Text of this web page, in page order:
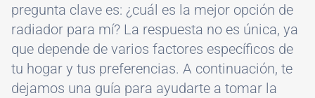
pregunta clave es: ¿cuál es la mejor opción de
radiador para mí? La respuesta no es única, ya
que depende de varios factores específicos de
tu hogar y tus preferencias. A continuación, te
dejamos una guía para ayudarte a tomar la